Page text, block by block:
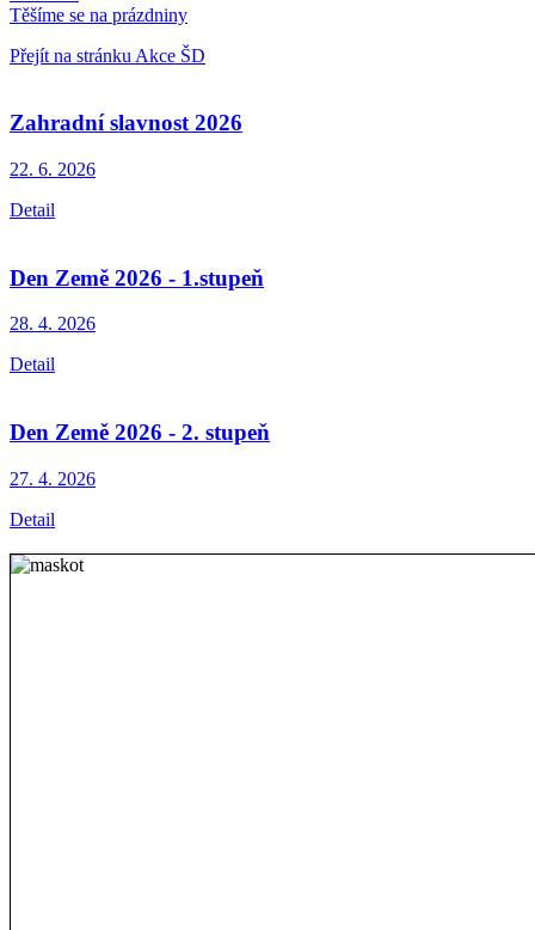
Těšíme se na prázdniny
Přejít na stránku Akce ŠD
Zahradní slavnost 2026
22. 6. 2026
Detail
Den Země 2026 - 1.stupeň
28. 4. 2026
Detail
Den Země 2026 - 2. stupeň
27. 4. 2026
Detail